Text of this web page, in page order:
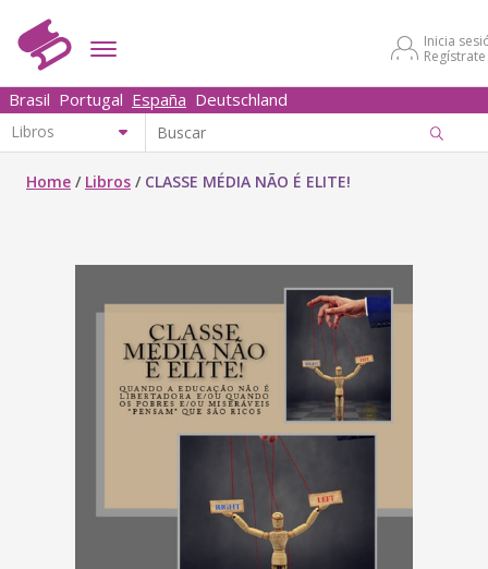
Inicia
Regístrate
Brasil Portugal España Deutschland
Home / Libros / CLASSE MÉDIA NÃO É ELITE!